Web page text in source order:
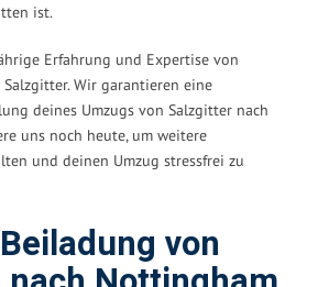
ist.
Erfahrung und Expertise von
Salzgitter. Wir garantieren eine
deines Umzugs von Salzgitter nach
uns noch heute, um weitere
und deinen Umzug stressfrei zu
von